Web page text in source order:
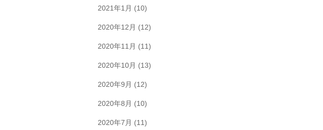
2021年1月 (10)
2020年12月 (12)
2020年11月 (11)
2020年10月 (13)
2020年9月 (12)
2020年8月 (10)
2020年7月 (11)